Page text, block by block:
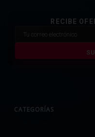
RECIBE
CATEGORÍAS